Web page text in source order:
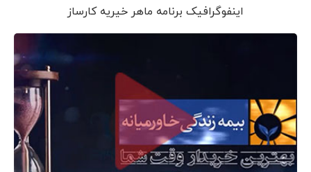
اینفوگرافیک برنامه ماهر خیریه کارساز